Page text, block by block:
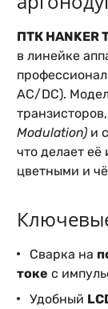
ПТК HANKER
в линейке
AC/DC).
Modulation) и
что делает
цветными и
Сварка на
токе с
Удобный